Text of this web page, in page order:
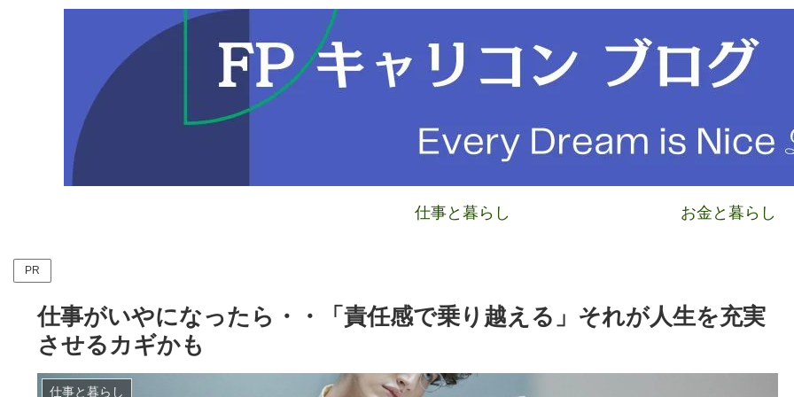
仕事と暮らし お金と暮らし
PR
仕事がいやになったら・・「責任感で乗り越える」それが人生を充実
させるカギかも
仕事と暮らし